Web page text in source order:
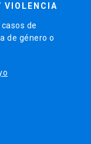
VIOLENCIA
de
de género o